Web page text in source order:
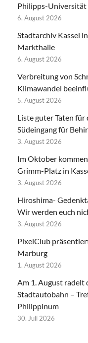
Philipps-Universität
6. August 2026
Stadtarchiv Kassel
Markthalle
6. August 2026
Verbreitung von
Klimawandel
5. August 2026
Liste guter Taten
Südeingang für
3. August 2026
Im Oktober
Grimm-Platz in
3. August 2026
Hiroshima-
Wir werden euch
3. August 2026
PixelClub
Marburg
1. August 2026
Am 1. August radelt
Stadtautobahn –
Philippinum
30. Juli 2026